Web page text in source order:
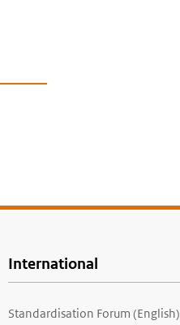
International
Standardisation Forum (English)